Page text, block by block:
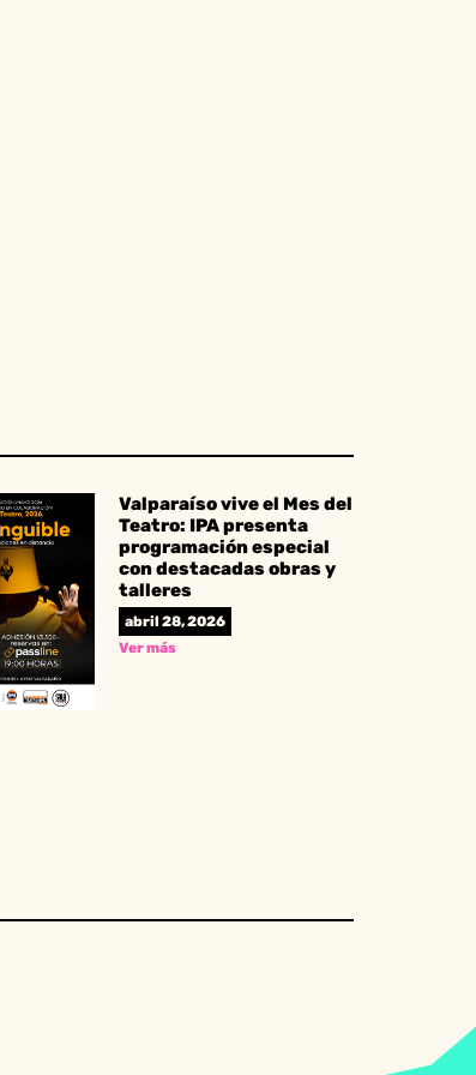
Valparaíso vive el Mes del
Teatro: IPA presenta
programación especial
con destacadas obras y
talleres
abril 28, 2026
Ver más